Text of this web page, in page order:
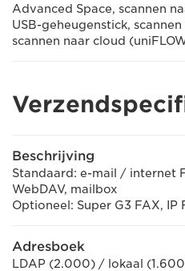
Advanced Space, scannen
USB-geheugenstick,
scannen naar cloud
Beschrijving
Standaard: e-mail / internet
WebDAV, mailbox
Optioneel: Super G3 FAX, IP
Adresboek
LDAP (2.000) / lokaal